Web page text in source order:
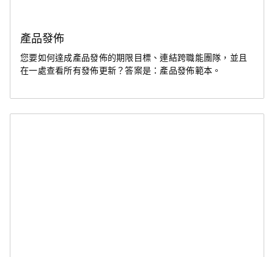
產品發佈
您要如何達成產品發佈的期限目標、連結跨職能團隊，並且
在一處查看所有發佈更新？答案是：產品發佈範本。